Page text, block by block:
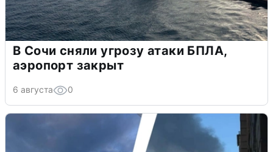
В Сочи сняли угрозу атаки БПЛА,
аэропорт закрыт
6 августа 0